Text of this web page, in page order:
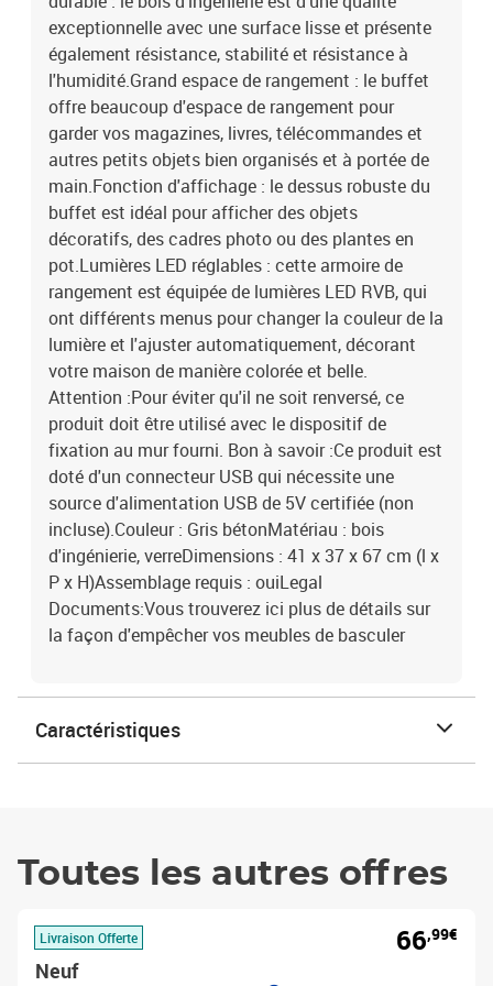
exceptionnelle avec une surface lisse et présente
également résistance, stabilité et résistance à
l'humidité.Grand espace de rangement : le buffet
offre beaucoup d'espace de rangement pour
garder vos magazines, livres, télécommandes et
autres petits objets bien organisés et à portée de
main.Fonction d'affichage : le dessus robuste du
buffet est idéal pour afficher des objets
décoratifs, des cadres photo ou des plantes en
pot.Lumières LED réglables : cette armoire de
rangement est équipée de lumières LED RVB, qui
ont différents menus pour changer la couleur de la
lumière et l'ajuster automatiquement, décorant
votre maison de manière colorée et belle.
Attention :Pour éviter qu'il ne soit renversé, ce
produit doit être utilisé avec le dispositif de
fixation au mur fourni. Bon à savoir :Ce produit est
doté d'un connecteur USB qui nécessite une
source d'alimentation USB de 5V certifiée (non
incluse).Couleur : Gris bétonMatériau : bois
d'ingénierie, verreDimensions : 41 x 37 x 67 cm (l x
P x H)Assemblage requis : ouiLegal
Documents:Vous trouverez ici plus de détails sur
la façon d'empêcher vos meubles de basculer
Caractéristiques
Toutes les autres offres
Livraison Offerte
Neuf
66,99€